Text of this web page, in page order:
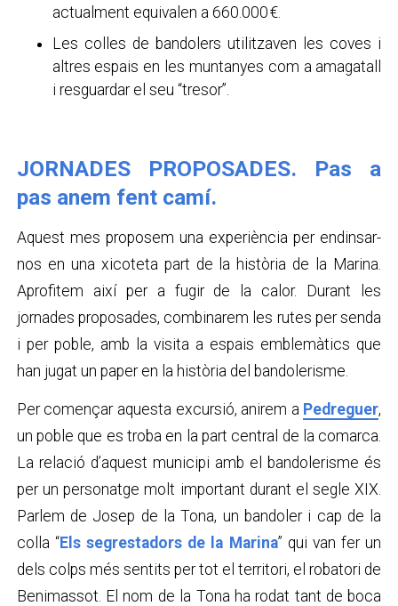
actualment equivalen a 660.000 €.
Les colles de bandolers utilitzaven les coves i
altres espais en les muntanyes com a amagatall
i resguardar el seu “tresor”.
JORNADES PROPOSADES. Pas a
pas anem fent camí.
Aquest mes proposem una experiència per endinsar-
nos en una xicoteta part de la història de la Marina.
Aprofitem així per a fugir de la calor. Durant les
jornades proposades, combinarem les rutes per senda
i per poble, amb la visita a espais emblemàtics que
han jugat un paper en la història del bandolerisme.
Per començar aquesta excursió, anirem a Pedreguer,
un poble que es troba en la part central de la comarca.
La relació d’aquest municipi amb el bandolerisme és
per un personatge molt important durant el segle XIX.
Parlem de Josep de la Tona, un bandoler i cap de la
colla “Els segrestadors de la Marina” qui van fer un
dels colps més sentits per tot el territori, el robatori de
Benimassot. El nom de la Tona ha rodat tant de boca